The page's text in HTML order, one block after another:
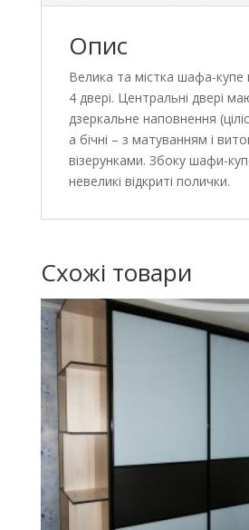
Опис
Велика та містка шафа-
4 двері. Центральні двері
дзеркальне наповнення
а бічні – з матуванням і
візерунками. Збоку шафи-
невеликі відкриті полички.
Схожі товари